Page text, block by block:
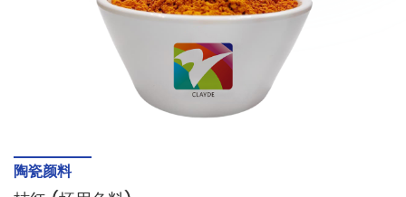
陶瓷颜料